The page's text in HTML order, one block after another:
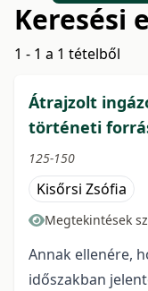
Keresési
1 - 1 a 1 tételből
Átrajzolt
történeti
125-150
Kisőrsi Zsófia
Megtekintések
Annak ellenére,
időszakban